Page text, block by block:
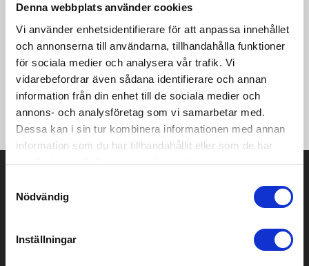
Denna webbplats använder cookies
Vi använder enhetsidentifierare för att anpassa innehållet
och annonserna till användarna, tillhandahålla funktioner
för sociala medier och analysera vår trafik. Vi
vidarebefordrar även sådana identifierare och annan
information från din enhet till de sociala medier och
annons- och analysföretag som vi samarbetar med.
Dessa kan i sin tur kombinera informationen med annan
information som du har tillhandahållit eller som de har
samlat in när du har använt deras tjänster.
Nödvändig
Inställningar
Evolve Shorts är lätta träningsshorts som ger bra
fukttransport vid intensiva fysiska aktiviteter. Shortsen är
gjorda av återvunna material för att minska miljöpåverkan och
har elastisk resår i midjan med dragsko för optimal passform. •
Lätta, stretchiga och funktionella material • Återvunnen
polyester för minskat miljöavtryck • Elastisk resår i midjan med
dragsko
Kontakta oss här för att få förslag på produkt och pris över